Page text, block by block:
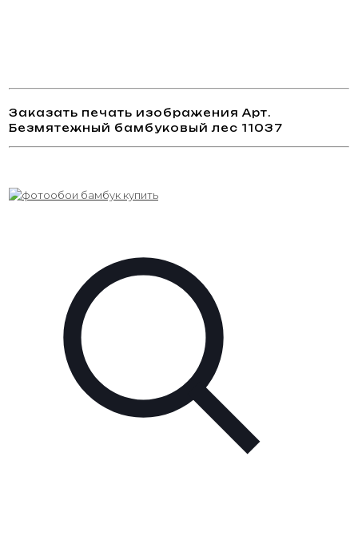
Заказать печать изображения Арт.
Безмятежный бамбуковый лес 11037